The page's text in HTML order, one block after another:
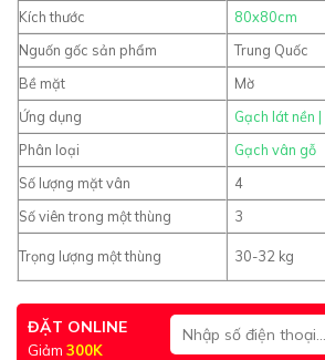
Kích thước
80x80cm
Nguốn gốc sản phẩm
Trung Quốc
Bề mặt
Mờ
Ứng dụng
Gạch lát nền |
Phân loại
Gạch vân gỗ
Số lượng mặt vân
4
Số viên trong một thùng
3
Trọng lượng một thùng 30-32 kg
ĐẶT ONLINE
Giảm 300K